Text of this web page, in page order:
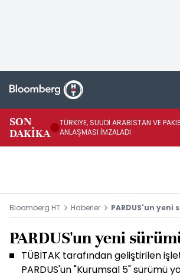
SON
DAKİKA
TÜRKİYE, SUUDİ ARABİSTAN VE
ANLAŞMASI İMZALADI
Bloomberg HT Haberler PARDUS'un yeni
PARDUS'un yeni
TÜBİTAK tarafından geliştirilen
PARDUS'un "Kurumsal 5" sürümü